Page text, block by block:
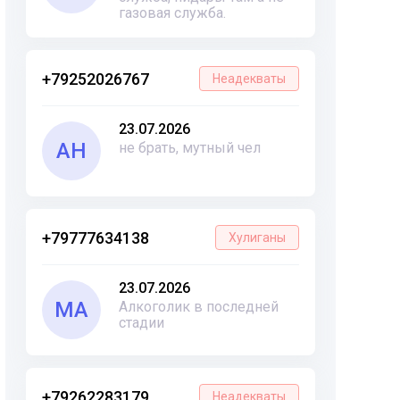
газовая служба.
+79252026767 Неадекваты
АН
23.07.2026
не брать, мутный чел
+79777634138 Хулиганы
МА
23.07.2026
Алкоголик в последней
стадии
Неадекваты